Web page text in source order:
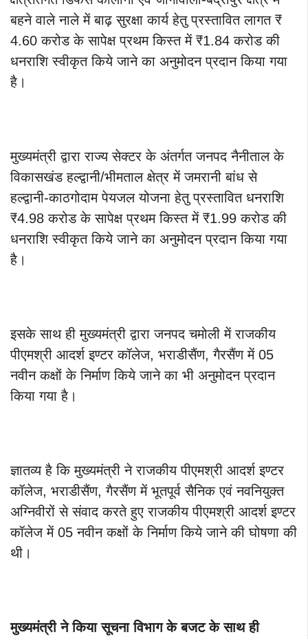
बहने वाले नाले में बाढ़ सुरक्षा कार्य हेतु प्रस्तावित लागत ₹
4.60 करोड के सापेक्ष प्रथम किस्त में ₹1.84 करोड की
धनराशि स्वीकृत किये जाने का अनुमोदन प्रदान किया गया
है।
मुख्यमंत्री द्वारा राज्य सेक्टर के अंतर्गत जनपद नैनीताल के
विकासखंड हल्द्वानी/भीमताल क्षेत्र में जमरानी बांध से
हल्द्वानी-काठगोदाम पेयजल योजना हेतु प्रस्तावित धनराशि
₹4.98 करोड के सापेक्ष प्रथम किस्त में ₹1.99 करोड की
धनराशि स्वीकृत किये जाने का अनुमोदन प्रदान किया गया
है।
इसके साथ ही मुख्यमंत्री द्वारा जनपद चमोली में राजकीय
पीएमश्री आदर्श इण्टर कॉलेज, भराडीसैंण, गैरसैंण में 05
नवीन कक्षों के निर्माण किये जाने का भी अनुमोदन प्रदान
किया गया है।
ज्ञातव्य है कि मुख्यमंत्री ने राजकीय पीएमश्री आदर्श इण्टर
कॉलेज, भराडीसैंण, गैरसैंण में भूतपूर्व सैनिक एवं नवनियुक्त
अग्निवीरों से संवाद करते हुए राजकीय पीएमश्री आदर्श इण्टर
कॉलेज में 05 नवीन कक्षों के निर्माण किये जाने की घोषणा की
थी।
मुख्यमंत्री ने किया सूचना विभाग के बजट के साथ ही